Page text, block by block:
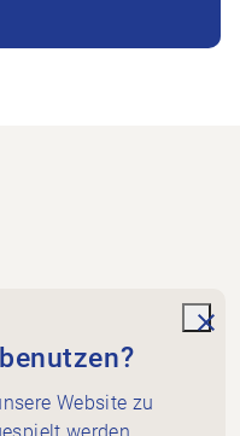
Website zu